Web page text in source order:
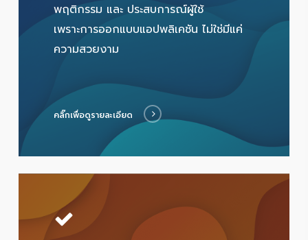
พฤติกรรม และ ประสบการณ์ผู้ใช้
เพราะการออกแบบแอปพลิเคชัน ไม่ใช่มีแค่
ความสวยงาม
คลิ๊กเพื่อดูรายละเอียด